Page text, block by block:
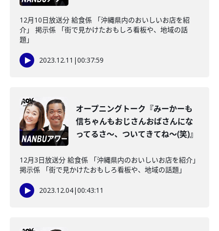
12月10日放送分 給食係 「沖縄県内のおいしいお店を紹
介」 掲示係 「街で見かけたおもしろ看板や、地域の話
題」
2023.12.11 |00:37:59
オープニングトーク『みーかーも
信ちゃんもおじさんおばさんにな
ってるさ～、ついてきてね～(笑)』
12月3日放送分 給食係 「沖縄県内のおいしいお店を紹介」
掲示係 「街で見かけたおもしろ看板や、地域の話題」
2023.12.04|00:43:11